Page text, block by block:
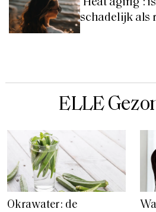
schadelijk als
ELLE
Okrawater: de